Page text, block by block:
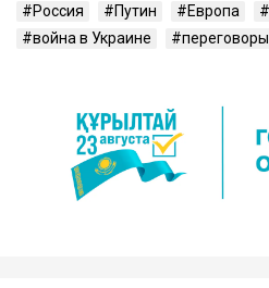
Россия Путин Европа
война в Украине
переговоры